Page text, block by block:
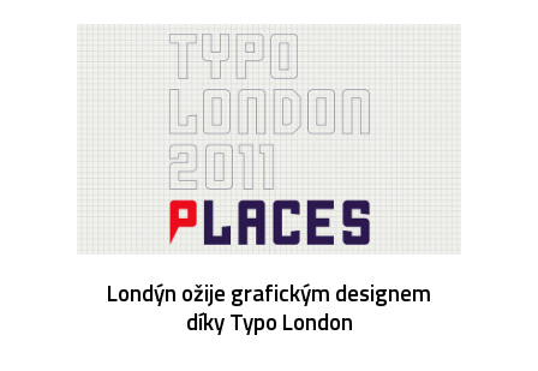
Londýn ožije grafickým designem
díky Typo London